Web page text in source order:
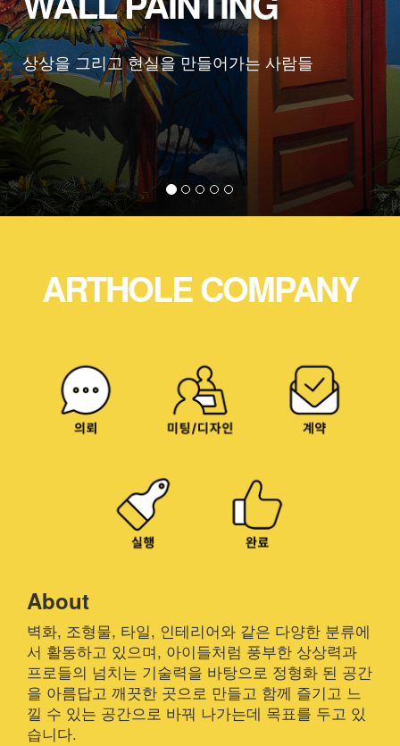
상상을 그리고 현실을 만들어가는 사람들
ARTHOLE COMPANY
About
벽화, 조형물, 타일, 인테리어와 같은 다양한 분류에
서 활동하고 있으며, 아이들처럼 풍부한 상상력과
프로들의 넘치는 기술력을 바탕으로 정형화 된 공간
을 아름답고 깨끗한 곳으로 만들고 함께 즐기고 느
낄 수 있는 공간으로 바꿔 나가는데 목표를 두고 있
습니다.